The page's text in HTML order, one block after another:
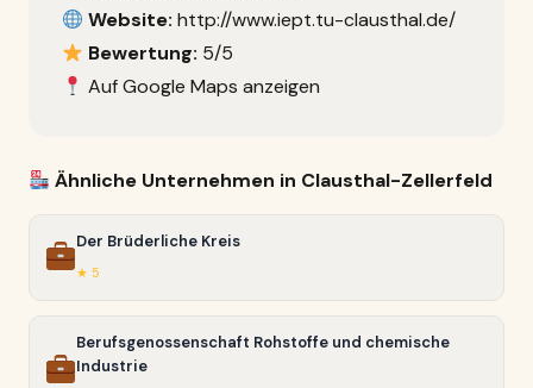
Website: http://www.iept.tu-clausthal.de/
Bewertung: 5/5
Auf Google Maps anzeigen
Ähnliche Unternehmen in Clausthal-Zellerfeld
Der Brüderliche Kreis
★ 5
Berufsgenossenschaft Rohstoffe und chemische
Industrie